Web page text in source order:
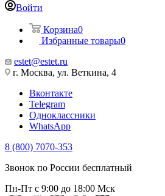
Войти
Корзина0
Избранные товары0
estet@estet.ru
г. Москва, ул. Веткина, 4
Вконтакте
Telegram
Одноклассники
WhatsApp
8 (800) 7070-353
Звонок по России бесплатный
Пн-Пт с 9:00 до 18:00 Мск